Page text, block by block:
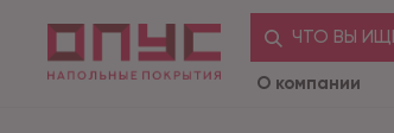
ЧТО ВЫ
О компании